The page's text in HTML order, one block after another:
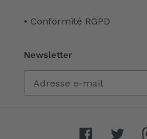
• Conformité RGPD
Newsletter
Facebook